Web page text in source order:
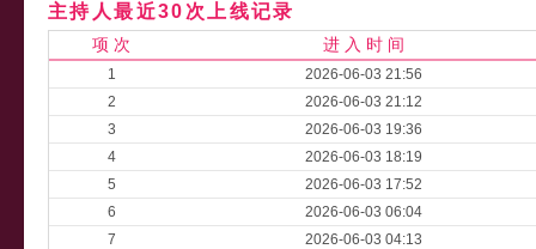
主持人最近30次上线记录
项 次 进 入 时 间
1
2026-06-03 21:56
2
2026-06-03 21:12
3
2026-06-03 19:36
4
2026-06-03 18:19
5
2026-06-03 17:52
6
2026-06-03 06:04
7
2026-06-03 04:13